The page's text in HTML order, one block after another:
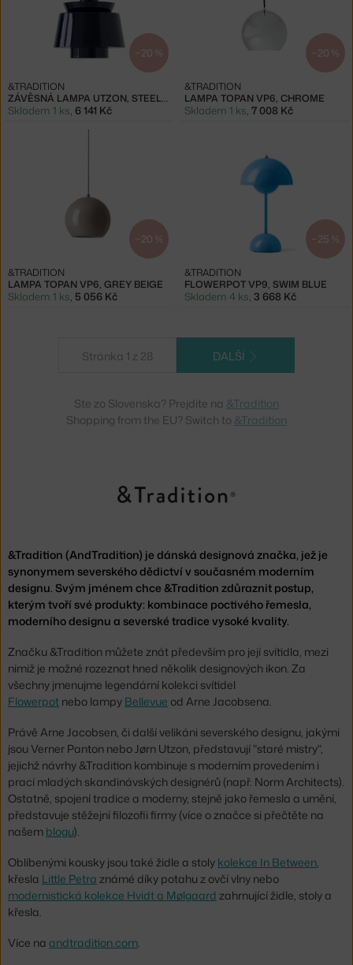
&Tradition (AndTradition) je dánská designová značka, jež je
synonymem severského dědictví v současném moderním
designu. Svým jménem chce &Tradition zdůraznit postup,
kterým tvoří své produkty: kombinace poctivého řemesla,
moderního designu a severské tradice vysoké kvality.
Značku &Tradition můžete znát především pro její svítidla, mezi
nimiž je možné rozeznat hned několik designových ikon. Za
všechny jmenujme legendární kolekci svítidel
Flowerpot nebo lampy Bellevue od Arne Jacobsena.
Právě Arne Jacobsen, či další velikáni severského designu, jakými
jsou Verner Panton nebo Jørn Utzon, představují "staré mistry",
jejichž návrhy &Tradition kombinuje s moderním provedením i
prací mladých skandinávských designérů (např. Norm Architects).
Ostatně, spojení tradice a moderny, stejně jako řemesla a umění,
představuje stěžejní filozofii firmy (více o značce si přečtěte na
našem blogu).
Oblíbenými kousky jsou také židle a stoly kolekce In Between,
křesla Little Petra známé díky potahu z ovčí vlny nebo
modernistická kolekce Hvidt a Mølgaard zahrnující židle, stoly a
křesla.
Více na andtradition.com.
−20 %
ZÁVĚSNÁ LAMPA UTZON, STEEL BLUE
&TRADITION
Skladem 1 ks 6 141 Kč
−20 %
LAMPA TOPAN VP6, CHROME
&TRADITION
Skladem 1 ks 7 008 Kč
−20 %
LAMPA TOPAN VP6, GREY BEIGE
&TRADITION
Skladem 1 ks, 5 056 Kč
−25 %
FLOWERPOT VP9, SWIM BLUE
&TRADITION
Skladem 4 ks, 3 668 Kč
Stránka 1 z 28 DALŠÍ
Ste zo Slovenska? Prejdite na &Tradition
Shopping from the EU? Switch to &Tradition